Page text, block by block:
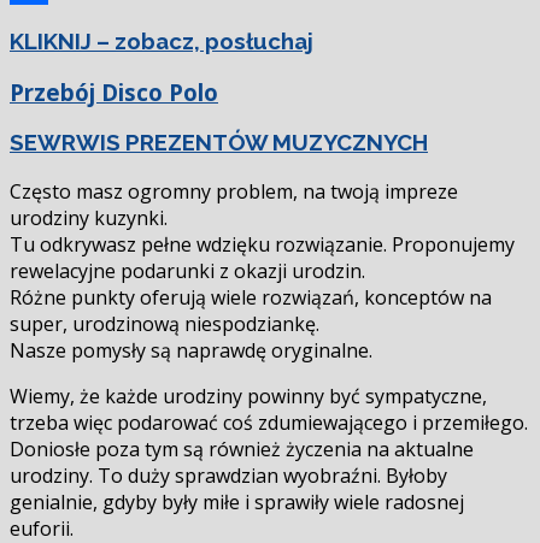
KLIKNIJ – zobacz, posłuchaj
Przebój Disco Polo
SEWRWIS PREZENTÓW MUZYCZNYCH
Często masz ogromny problem, na twoją impreze
urodziny kuzynki.
Tu odkrywasz pełne wdzięku rozwiązanie. Proponujemy
rewelacyjne podarunki z okazji urodzin.
Różne punkty oferują wiele rozwiązań, konceptów na
super, urodzinową niespodziankę.
Nasze pomysły są naprawdę oryginalne.
Wiemy, że każde urodziny powinny być sympatyczne,
trzeba więc podarować coś zdumiewającego i przemiłego.
Doniosłe poza tym są również życzenia na aktualne
urodziny. To duży sprawdzian wyobraźni. Byłoby
genialnie, gdyby były miłe i sprawiły wiele radosnej
euforii.